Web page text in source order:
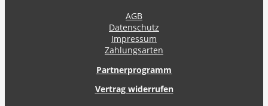
AGB
Datenschutz
Impressum
Zahlungsarten
Partnerprogramm
Vertrag widerrufen